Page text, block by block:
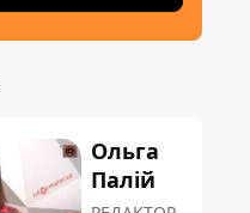
Ольга
Палій